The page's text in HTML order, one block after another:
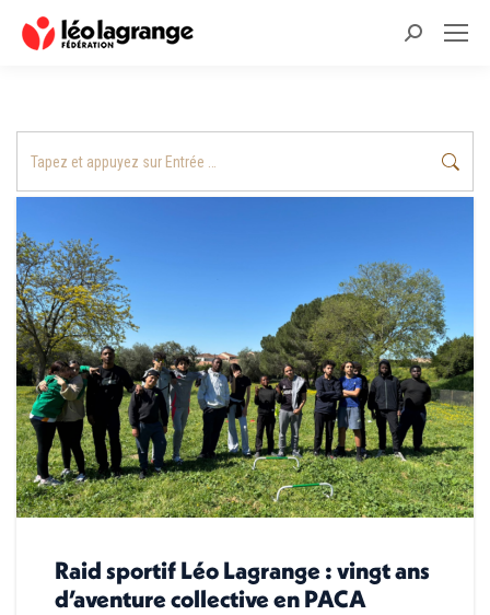
Recherche
Raid sportif Léo Lagrange : vingt ans
d’aventure collective en PACA